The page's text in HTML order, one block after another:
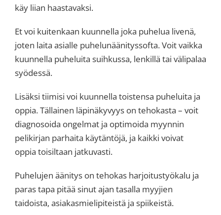
käy liian haastavaksi.
Et voi kuitenkaan kuunnella joka puhelua livenä,
joten laita asialle puhelunäänityssofta. Voit vaikka
kuunnella puheluita suihkussa, lenkillä tai välipalaa
syödessä.
Lisäksi tiimisi voi kuunnella toistensa puheluita ja
oppia. Tällainen läpinäkyvyys on tehokasta – voit
diagnosoida ongelmat ja optimoida myynnin
pelikirjan parhaita käytäntöjä, ja kaikki voivat
oppia toisiltaan jatkuvasti.
Puhelujen äänitys on tehokas harjoitustyökalu ja
paras tapa pitää sinut ajan tasalla myyjien
taidoista, asiakasmielipiteistä ja spiikeistä.